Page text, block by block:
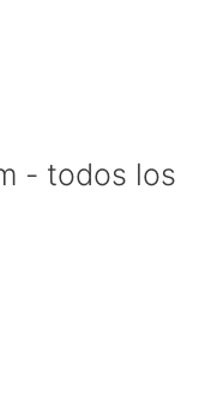
- todos los